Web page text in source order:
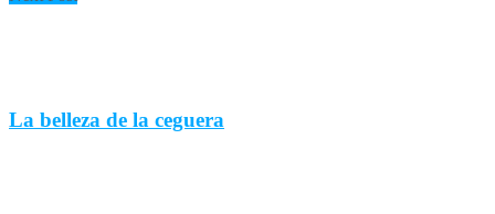
La belleza de la ceguera